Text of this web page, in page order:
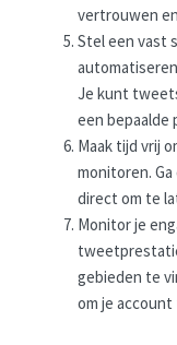
vertrouwen
Stel een vast
Je kunt
een bepaalde
Maak tijd vrij
monitoren.
direct om te
Monitor je
gebieden te
om je